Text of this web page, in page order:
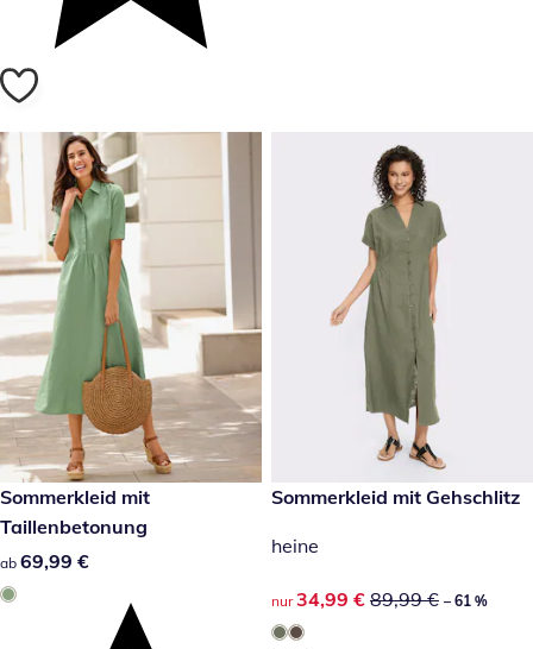
69,99 €
Sommerkleid mit
Taillenbetonung
69,99 €
ab 69,99 €
reduzierter Preis 34,99 €,
-61 %
Sommerkleid mit Gehschlitz
heine
reduzierter Preis 34,99 €,
nur 34,99 € 89,99 € – 61 %